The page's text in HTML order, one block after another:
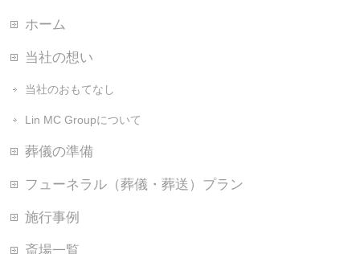
ホーム
当社の想い
当社のおもてなし
Lin MC Groupについて
葬儀の準備
フューネラル（葬儀・葬送）プラン
施行事例
斎場一覧